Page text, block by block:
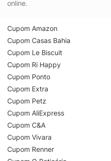
online.
Cupom Amazon
Cupom Casas Bahia
Cupom Le Biscuit
Cupom Ri Happy
Cupom Ponto
Cupom Extra
Cupom Petz
Cupom AliExpress
Cupom C&A
Cupom Vivara
Cupom Renner